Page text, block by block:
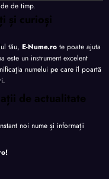
de timp.
și curioși
tău, E-Nume.ro te poate ajuta
este un instrument excelent
numelui pe care îl poartă
de actualitate
noi nume și informații
!